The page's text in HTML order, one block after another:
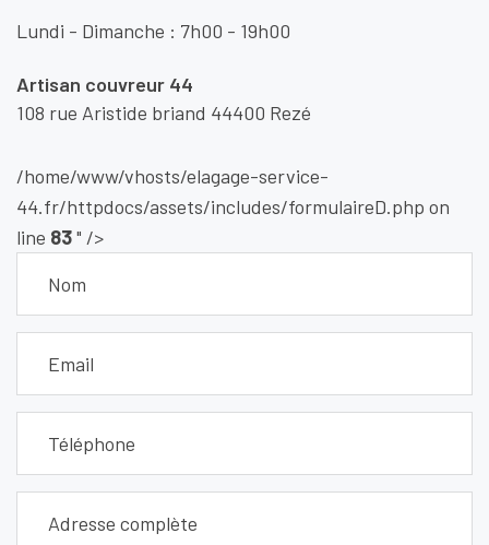
Lundi - Dimanche : 7h00 - 19h00
Artisan couvreur 44
108 rue Aristide briand 44400 Rezé
/home/www/vhosts/elagage-service-
44.fr/httpdocs/assets/includes/formulaireD.php on
line 83" />